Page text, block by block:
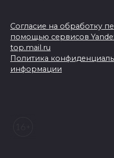
Согласие на обработку
помощью сервисов
top.mail.ru
Политика
информации